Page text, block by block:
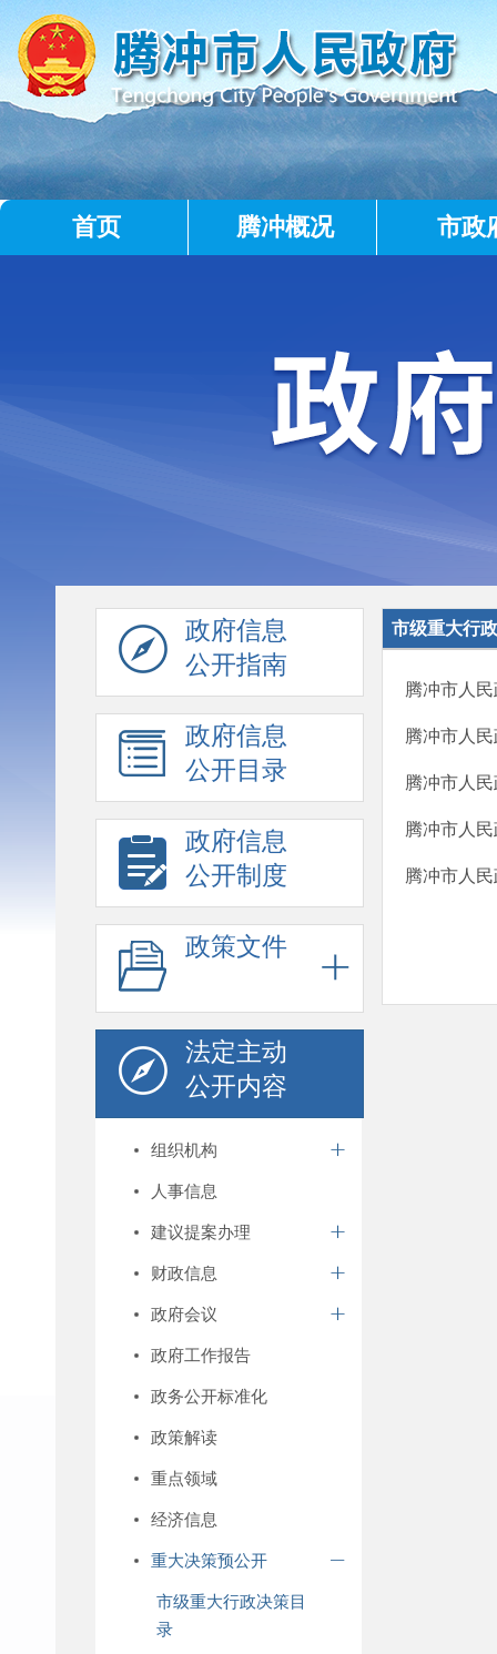
首页 腾冲概况 市政
政府信息
公开指南
政府信息
公开目录
政府信息
公开制度
政策文件
法定主动
公开内容
组织机构
人事信息
建议提案办理
财政信息
政府会议
政府工作报告
政务公开标准化
政策解读
重点领域
经济信息
重大决策预公开
市级重大行政决策目
录
市级重大行
腾冲市人
腾冲市人
腾冲市人
腾冲市人
腾冲市人